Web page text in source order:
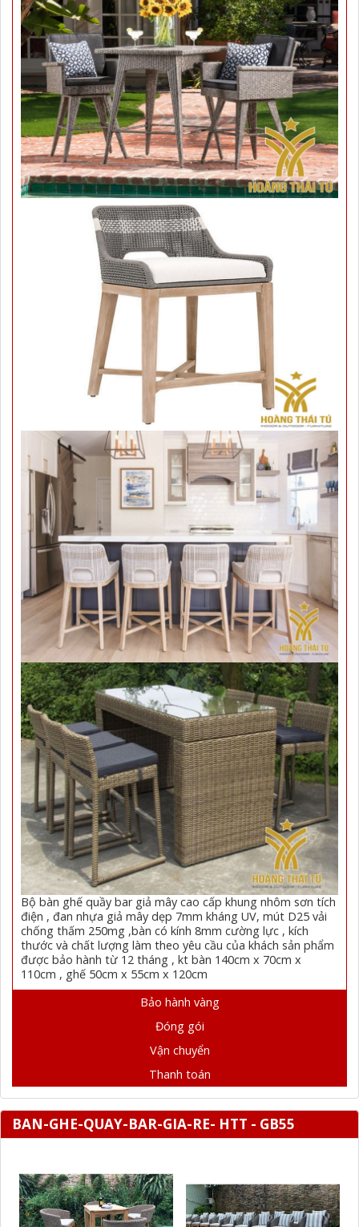
Bộ bàn ghế quầy bar giả mây cao cấp khung nhôm sơn tích
điện , đan nhựa giả mây dẹp 7mm kháng UV, mút D25 vải
chống thấm 250mg ,bàn có kính 8mm cường lực , kích
thước và chất lượng làm theo yêu cầu của khách sản phẩm
được bảo hành từ 12 tháng , kt bàn 140cm x 70cm x
110cm , ghế 50cm x 55cm x 120cm
Bảo hành vàng
Đóng gói
Vận chuyển
Thanh toán
BAN-GHE-QUAY-BAR-GIA-RE- HTT - GB55